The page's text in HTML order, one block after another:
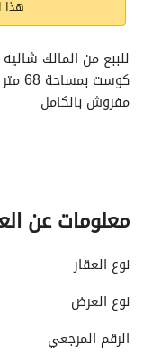
هذا
مفروش بالكامل
- ريسبشن
- غرفتين نوم
- مطبخ أمريكان
معلومات عن
نوع العقار
نوع العرض
الرقم المرجعي